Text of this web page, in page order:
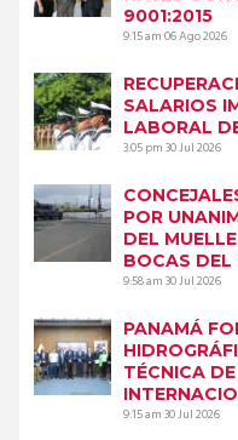
9001:2015
9:15 am06 Ago 2026
SALARIOS
LABORAL
3:05 pm30 Jul 2026
POR
DEL
BOCAS DEL
9:58 am30 Jul 2026
PANAMÁ
TÉCNICA
9:15 am30 Jul 2026